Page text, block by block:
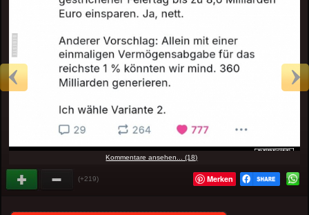
Kommentare ansehen... (18)
(+219) Merken